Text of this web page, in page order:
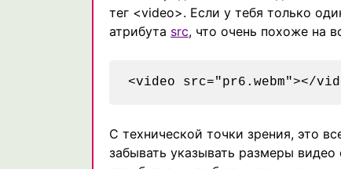
тег <video>. Если у тебя только
атрибута src, что очень похоже на
С технической точки зрения, это
забывать указывать размеры